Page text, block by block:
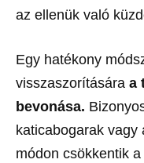
az ellenük való
Egy hatékony
visszaszorítására a
bevonása.
katicabogarak
módon csökkentik